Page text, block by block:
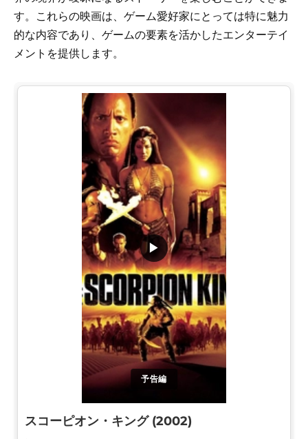
す。これらの映画は、ゲーム愛好家にとっては特に魅力
的な内容であり、ゲームの要素を活かしたエンターテイ
メントを提供します。
予告編
▶
スコーピオン・キング (2002)